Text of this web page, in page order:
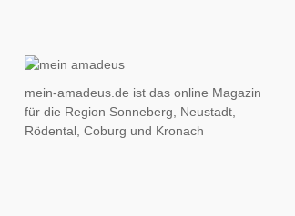
mein-amadeus.de ist das online Magazin
für die Region Sonneberg, Neustadt,
Rödental, Coburg und Kronach